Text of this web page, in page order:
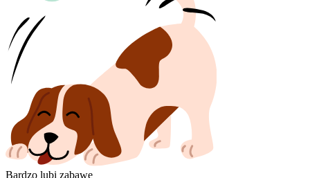
Bardzo lubi zabawę